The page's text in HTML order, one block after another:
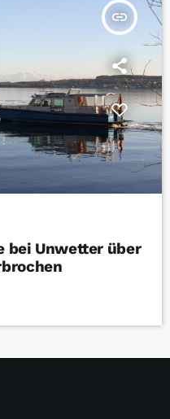
insert_link
bei Unwetter über